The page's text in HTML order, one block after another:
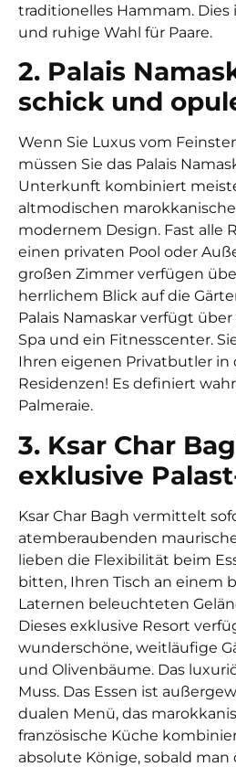
traditionelles Hammam. Dies
und ruhige Wahl für Paare.
2. Palais
schick und
Wenn Sie Luxus vom
müssen Sie das Palais
Unterkunft kombiniert
altmodischen
modernem Design. Fast alle
einen privaten Pool oder
großen Zimmer verfügen
herrlichem Blick auf die
Palais Namaskar verfügt
Spa und ein Fitnesscenter.
Ihren eigenen Privatbutler in
Residenzen! Es definiert
Palmeraie.
3. Ksar Char
exklusive
Ksar Char Bagh vermittelt
atemberaubenden
lieben die Flexibilität beim
bitten, Ihren Tisch an einem
Laternen beleuchteten
Dieses exklusive Resort
wunderschöne, weitläufige
und Olivenbäume. Das
Muss. Das Essen ist
dualen Menü, das
französische Küche
absolute Könige, sobald